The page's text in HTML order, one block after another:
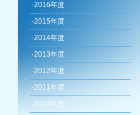
·2016年度
·2015年度
·2014年度
·2013年度
·2012年度
·2011年度
·2010年度